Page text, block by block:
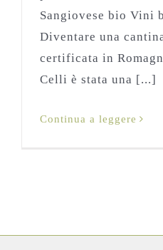
Sangiovese bio Vini
Diventare una
certificata in
Celli è stata una [...]
Continua a leggere